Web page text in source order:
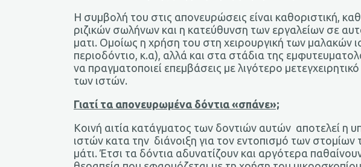
Η συμβολή του στις απονευρώσεις είναι καθοριστική,
ριζικών σωλήνων και η κατεύθυνση των εργαλείων σε
ματι. Ομοίως η χρήση του στη χειρουργική των μαλακών
περιοδόντιο, κ.α), αλλά και στα στάδια της
να πραγματοποιεί επεμβάσεις με λιγότερο
των ιστών.
Γιατί τα απονευρωμένα δόντια «σπάνε»;
Κοινή αιτία κατάγματος των δοντιών αυτών αποτελεί η
ιστών κατα την διάνοιξη για τον εντοπισμό των
μάτι. Έτσι τα δόντια αδυνατίζουν και αργότερα